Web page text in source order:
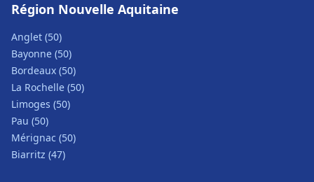
Région Nouvelle Aquitaine
Anglet (50)
Bayonne (50)
Bordeaux (50)
La Rochelle (50)
Limoges (50)
Pau (50)
Mérignac (50)
Biarritz (47)